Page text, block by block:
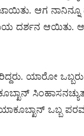
ಆಗ
ದರ್ಶನ ಆಯಿತು.
ಯಾರೋ
ಒಬ್ಬ ಪರಮ